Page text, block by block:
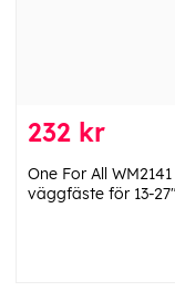
232 kr
One For All WM2141
väggfäste för 13-